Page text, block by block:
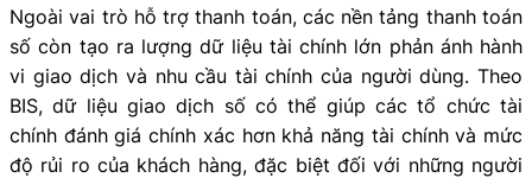
Ngoài vai trò hỗ trợ thanh toán, các nền tảng thanh toán
số còn tạo ra lượng dữ liệu tài chính lớn phản ánh hành
vi giao dịch và nhu cầu tài chính của người dùng. Theo
BIS, dữ liệu giao dịch số có thể giúp các tổ chức tài
chính đánh giá chính xác hơn khả năng tài chính và mức
độ rủi ro của khách hàng, đặc biệt đối với những người